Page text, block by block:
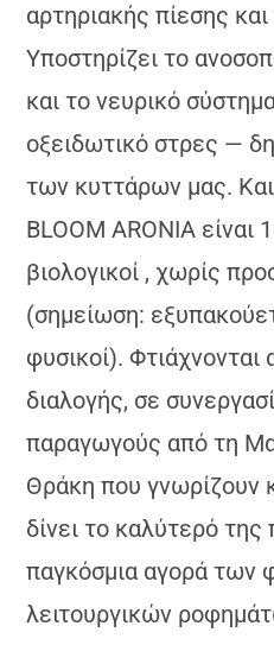
αρτηριακής πίεσης
Υποστηρίζει το
και το νευρικό
οξειδωτικό στρες —
των κυττάρων μας.
ΒLOOM ARONIA είναι
βιολογικοί , χωρίς
(σημείωση:
φυσικοί).
διαλογής, σε
παραγωγούς από τη
Θράκη που γνωρίζουν
δίνει το καλύτερό
παγκόσμια αγορά των
λειτουργικών